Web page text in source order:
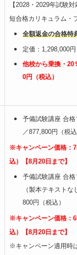
【2028・2029年試験
短合格カリキュラム・
全額返金の合格特
定価：1,298,000円
他校から乗換・20
0円（税込）
予備試験講座 合格
／877,800円（税込
※キャンペーン価格：
込）【8月20日まで】
予備試験講座 合格
（製本テキスト
800円（税込）
※キャンペーン価格：
込）【8月20日まで】
※キャンペーン適用時